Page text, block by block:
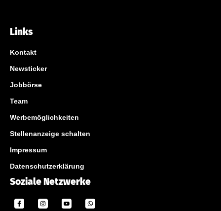
Links
Kontakt
Newsticker
Jobbörse
Team
Werbemöglichkeiten
Stellenanzeige schalten
Impressum
Datenschutzerklärung
Soziale Netzwerke